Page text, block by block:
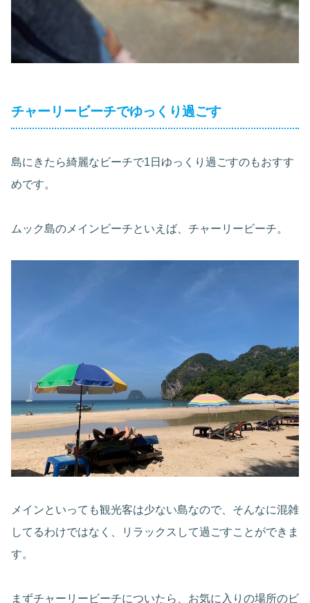
チャーリービーチでゆっくり過ごす
島にきたら綺麗なビーチで1日ゆっくり過ごすのもおすす
めです。
ムック島のメインビーチといえば、チャーリービーチ。
メインといっても観光客は少ない島なので、そんなに混雑
してるわけではなく、リラックスして過ごすことができま
す。
まずチャーリービーチについたら、お気に入りの場所のビ